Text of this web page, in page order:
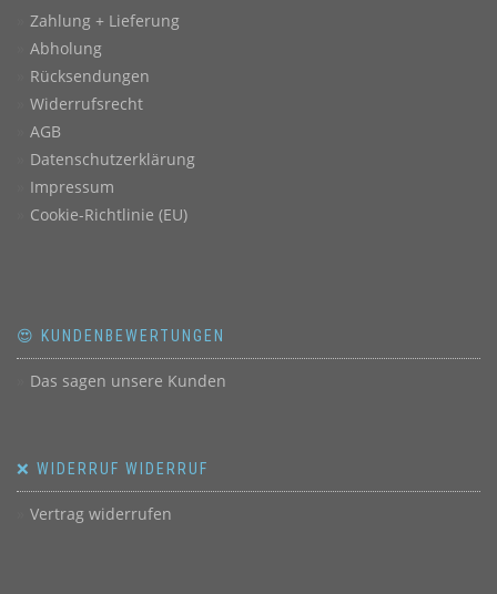
Zahlung + Lieferung
Abholung
Rücksendungen
Widerrufsrecht
AGB
Datenschutzerklärung
Impressum
Cookie-Richtlinie (EU)
😍 KUNDENBEWERTUNGEN
Das sagen unsere Kunden
❌ WIDERRUF WIDERRUF
Vertrag widerrufen